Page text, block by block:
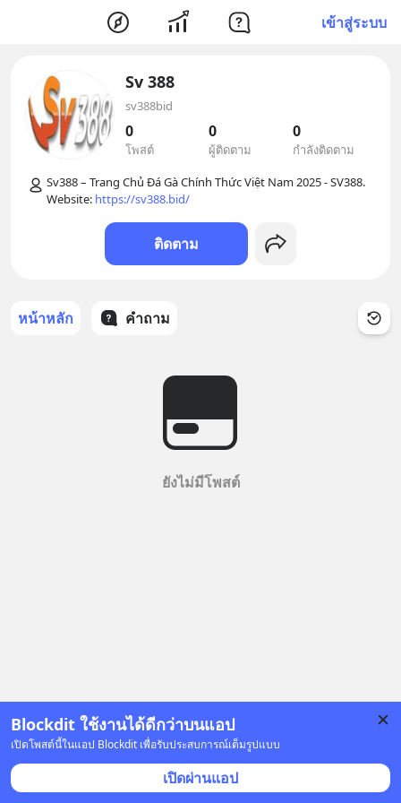
เข้าสู่ระบบ
Blockdit ใช้งานได้ดีกว่าบนแอป
เปิดโพสต์นี้ในแอป Blockdit เพื่อรับประสบการณ์เต็มรูปแบบ
เปิดผ่านแอป
Sv 388
sv388bid
0
โพสต์
0
ผู้ติดตาม
0
กำลังติดตาม
Sv388 – Trang Chủ Đá Gà Chính Thức Việt Nam 2025 - SV388.
Website: https://sv388.bid/
ติดตาม
หน้าหลัก คำถาม
ยังไม่มีโพสต์